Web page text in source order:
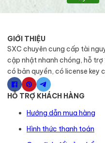
GIỚI THIỆU
SXC chuyên cung cấp tài
cập nhật nhanh chóng, hỗ
có bản quyền, có license key
HỖ TRỢ KHÁCH HÀNG
Hướng dẫn mua hàng
Hình thức thanh toán